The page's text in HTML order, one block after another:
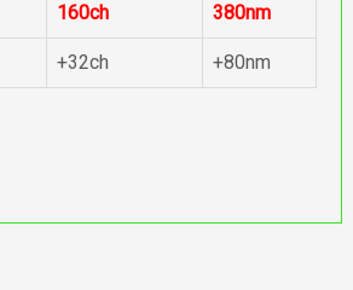
160ch 380nm
+32ch +80nm